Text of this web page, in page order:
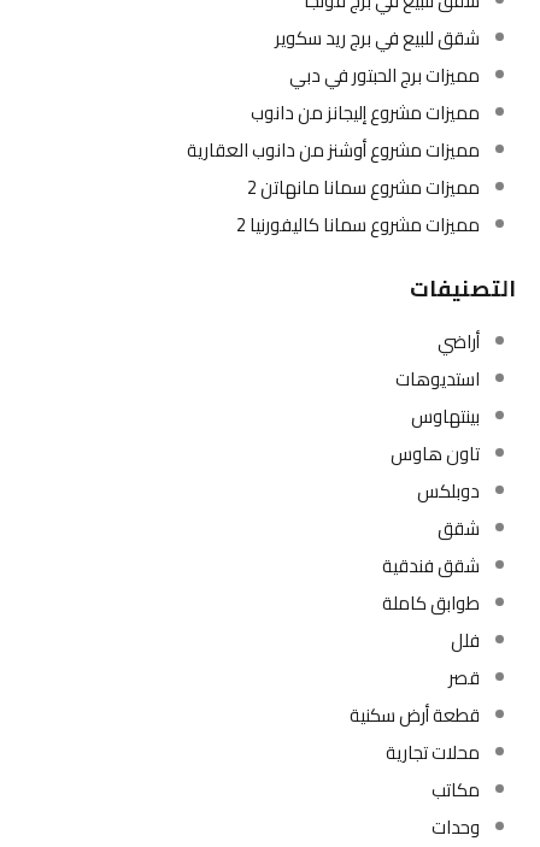
شقق للبيع في برج ريد سكوير
مميزات برج الحبتور في دبي
مميزات مشروع إليجانز من دانوب
مميزات مشروع أوشنز من دانوب العقارية
مميزات مشروع سمانا مانهاتن 2
مميزات مشروع سمانا كاليفورنيا 2
التصنيفات
أراضي
استديوهات
بينتهاوس
تاون هاوس
دوبلكس
شقق
شقق فندقية
طوابق كاملة
فلل
قصر
قطعة أرض سكنية
محلات تجارية
مكاتب
وحدات